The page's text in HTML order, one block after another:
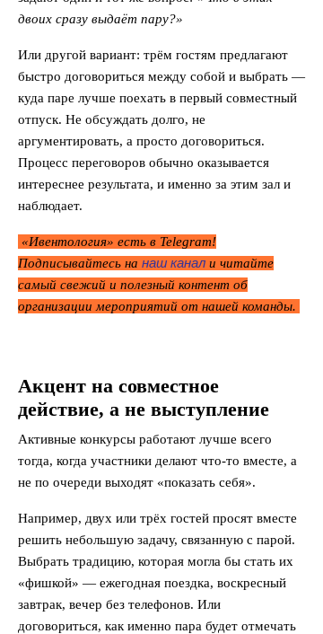
двоих сразу выдаёт пару?»
Или другой вариант: трём гостям предлагают
быстро договориться между собой и выбрать —
куда паре лучше поехать в первый совместный
отпуск. Не обсуждать долго, не
аргументировать, а просто договориться.
Процесс переговоров обычно оказывается
интереснее результата, и именно за этим зал и
наблюдает.
«Ивентология» есть в Telegram!
Подписывайтесь на наш канал и читайте
самый свежий и полезный контент об
организации мероприятий от нашей команды.
Акцент на совместное
действие, а не выступление
Активные конкурсы работают лучше всего
тогда, когда участники делают что-то вместе, а
не по очереди выходят «показать себя».
Например, двух или трёх гостей просят вместе
решить небольшую задачу, связанную с парой.
Выбрать традицию, которая могла бы стать их
«фишкой» — ежегодная поездка, воскресный
завтрак, вечер без телефонов. Или
договориться, как именно пара будет отмечать